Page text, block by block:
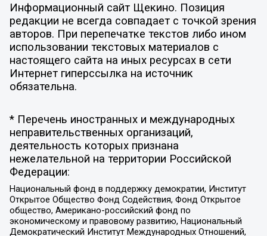
Информационный сайт Щекино. Позиция
редакции не всегда совпадает с точкой зрения
авторов. При перепечатке текстов либо ином
использовании текстовых материалов с
настоящего сайта на иных ресурсах в сети
Интернет гиперссылка на источник
обязательна.
* Перечень иностранных и международных
неправительственных организаций,
деятельность которых признана
нежелательной на территории Российской
Федерации:
Национальный фонд в поддержку демократии, Институт
Открытое Общество Фонд Содействия, Фонд Открытое
общество, Американо-российский фонд по
экономическому и правовому развитию, Национальный
Демократический Институт Международных Отношений,